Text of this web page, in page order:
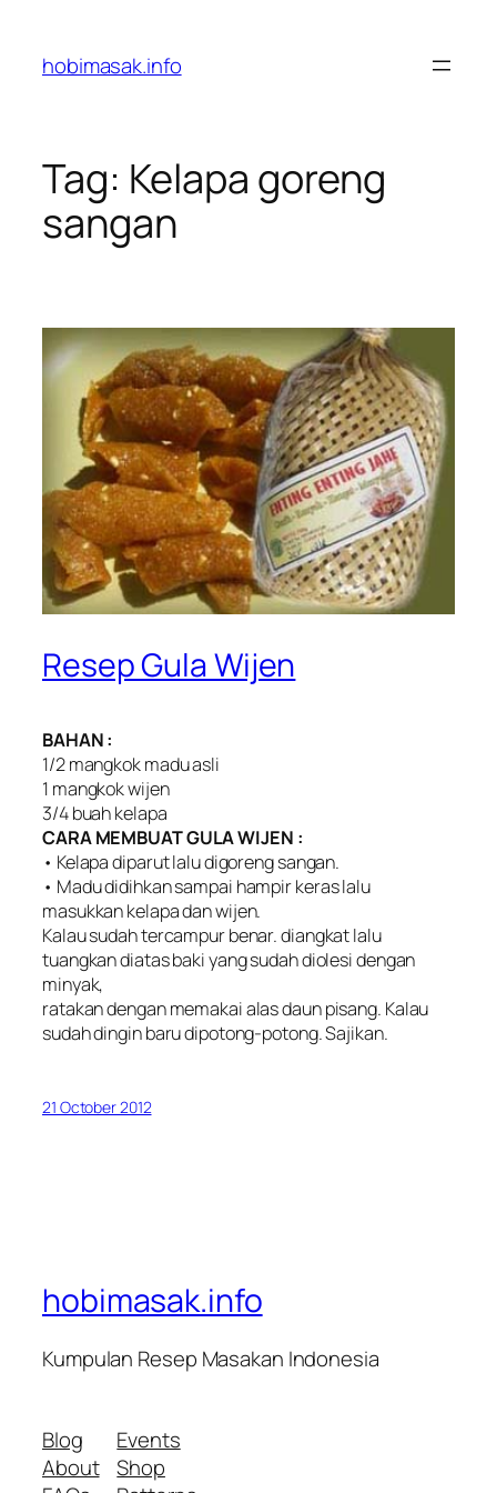
content
hobimasak.info
Tag: Kelapa goreng
sangan
Resep Gula Wijen
BAHAN :
1/2 mangkok madu asli
1 mangkok wijen
3/4 buah kelapa
CARA MEMBUAT GULA WIJEN :
• Kelapa diparut lalu digoreng sangan.
• Madu didihkan sampai hampir keras lalu
masukkan kelapa dan wijen.
Kalau sudah tercampur benar. diangkat lalu
tuangkan diatas baki yang sudah diolesi dengan
minyak,
ratakan dengan memakai alas daun pisang. Kalau
sudah dingin baru dipotong-potong. Sajikan.
21 October 2012
hobimasak.info
Kumpulan Resep Masakan Indonesia
Blog
About
Events
Shop